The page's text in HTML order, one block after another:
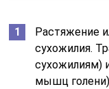
Растяжение
сухожилия.
сухожилиям)
мышц